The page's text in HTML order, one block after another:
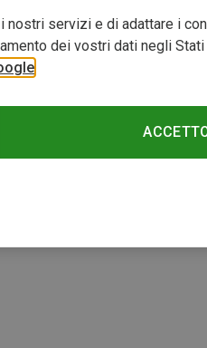
servizi e di adattare i
dei vostri dati negli Stati